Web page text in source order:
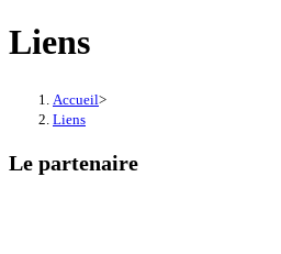
Liens
Accueil>
Liens
Le partenaire